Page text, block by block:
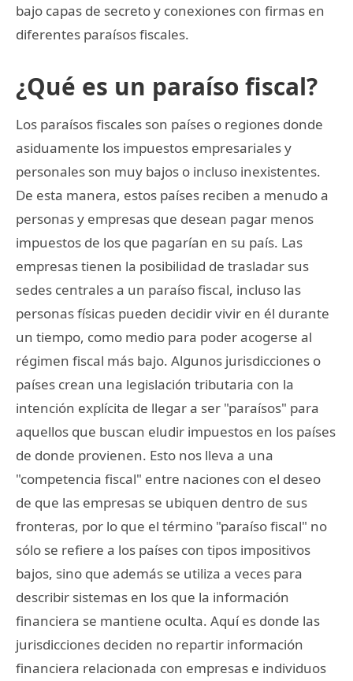
bajo capas de secreto y conexiones con firmas en
diferentes paraísos fiscales.
¿Qué es un paraíso fiscal?
Los paraísos fiscales son países o regiones donde
asiduamente los impuestos empresariales y
personales son muy bajos o incluso inexistentes.
De esta manera, estos países reciben a menudo a
personas y empresas que desean pagar menos
impuestos de los que pagarían en su país. Las
empresas tienen la posibilidad de trasladar sus
sedes centrales a un paraíso fiscal, incluso las
personas físicas pueden decidir vivir en él durante
un tiempo, como medio para poder acogerse al
régimen fiscal más bajo. Algunos jurisdicciones o
países crean una legislación tributaria con la
intención explícita de llegar a ser "paraísos" para
aquellos que buscan eludir impuestos en los países
de donde provienen. Esto nos lleva a una
"competencia fiscal" entre naciones con el deseo
de que las empresas se ubiquen dentro de sus
fronteras, por lo que el término "paraíso fiscal" no
sólo se refiere a los países con tipos impositivos
bajos, sino que además se utiliza a veces para
describir sistemas en los que la información
financiera se mantiene oculta. Aquí es donde las
jurisdicciones deciden no repartir información
financiera relacionada con empresas e individuos